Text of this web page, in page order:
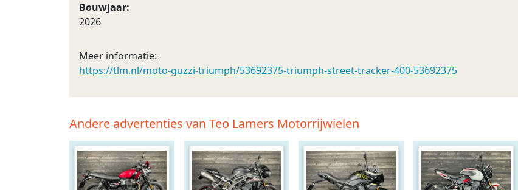
Bouwjaar:
2026
Meer informatie:
https://tlm.nl/moto-guzzi-triumph/53692375-triumph-street-tracker-400-53692375
Andere advertenties van Teo Lamers Motorrijwielen